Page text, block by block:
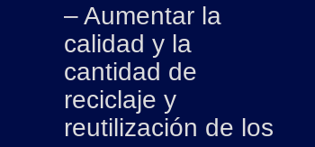
– Aumentar la
calidad y la
cantidad de
reciclaje y
reutilización de los